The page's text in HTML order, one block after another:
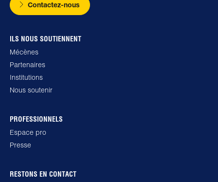
Contactez-nous
ILS NOUS SOUTIENNENT
Mécènes
Partenaires
Institutions
Nous soutenir
PROFESSIONNELS
Espace pro
Presse
RESTONS EN CONTACT